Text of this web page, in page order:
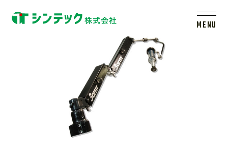
MENU
シンテックについて
series1